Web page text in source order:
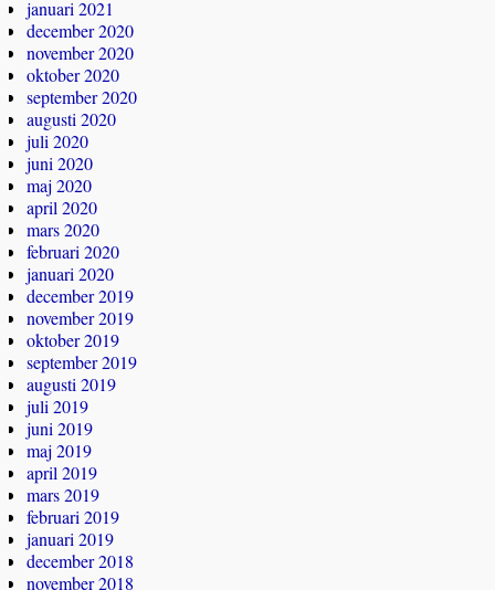
januari 2021
december 2020
november 2020
oktober 2020
september 2020
augusti 2020
juli 2020
juni 2020
maj 2020
april 2020
mars 2020
februari 2020
januari 2020
december 2019
november 2019
oktober 2019
september 2019
augusti 2019
juli 2019
juni 2019
maj 2019
april 2019
mars 2019
februari 2019
januari 2019
december 2018
november 2018